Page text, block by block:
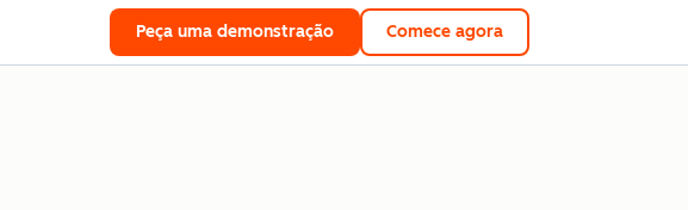
Peça uma demonstração Comece agora